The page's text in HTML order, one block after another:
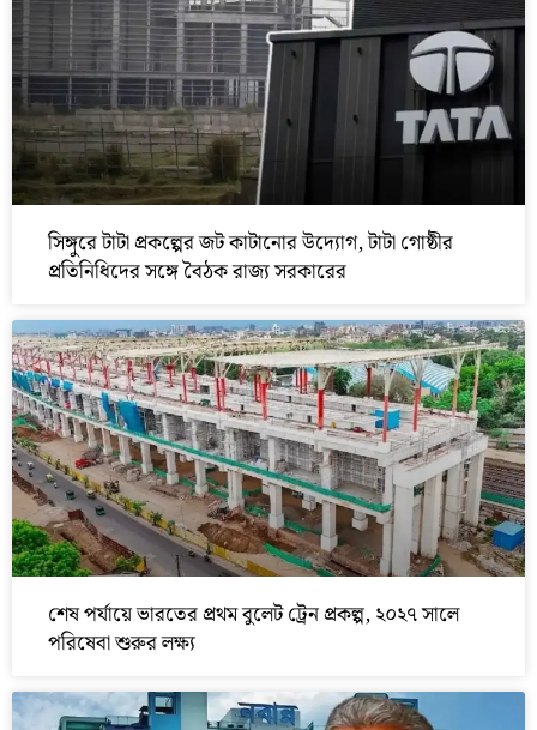
সিঙ্গুরে টাটা প্রকল্পের জট কাটানোর উদ্যোগ, টাটা গোষ্ঠীর
প্রতিনিধিদের সঙ্গে বৈঠক রাজ্য সরকারের
শেষ পর্যায়ে ভারতের প্রথম বুলেট ট্রেন প্রকল্প, ২০২৭ সালে
পরিষেবা শুরুর লক্ষ্য